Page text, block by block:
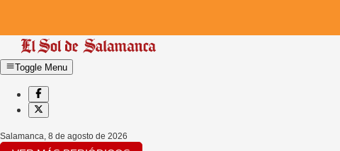
Toggle Menu
Salamanca, 8 de agosto de 2026